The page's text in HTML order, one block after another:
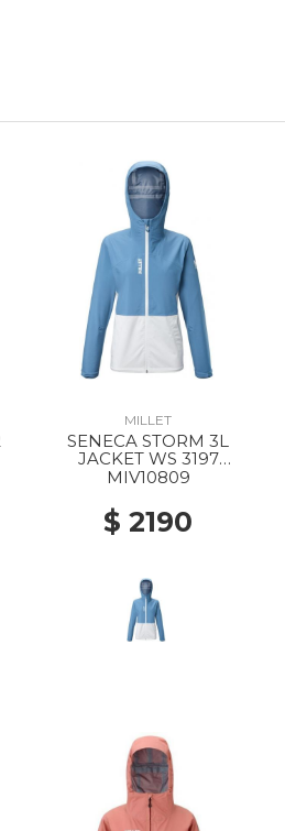
MILLET
SENECA STORM 3L
JACKET WS 3197
CORONET BLUE/FOGGY
MIV10809
$ 2190